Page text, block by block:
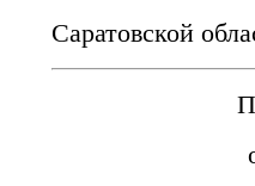
Саратовской